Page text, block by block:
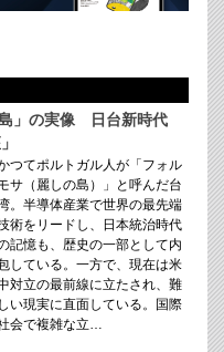
」の実像 日台新時代
つてポルトガル人が「フォル
サ（麗しの島）」と呼んだ台
。半導体産業で世界の最先端
術をリードし、日本統治時代
記憶も、歴史の一部として内
している。一方で、現在は米
対立の最前線に立たされ、難
しい現実に直面している。国際
会で複雑な立…